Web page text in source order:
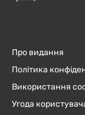
Про видання
Політика
Використання
Угода